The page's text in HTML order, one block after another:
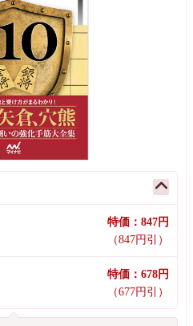
特価：847円
（847円引）
特価：678円
（677円引）